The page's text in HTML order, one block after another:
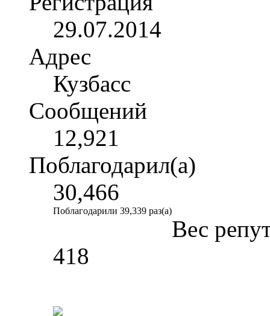
29.07.2014
Адрес
Кузбасс
Сообщений
12,921
Поблагодарил(а)
30,466
Поблагодарили 39,339 раз(а)
Вес
418